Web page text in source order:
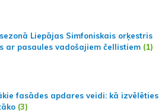
Liepājas Simfoniskais orķestris
ar pasaules vadošajiem čellistiem (1)
fasādes apdares veidi: kā izvēlēties
(3)